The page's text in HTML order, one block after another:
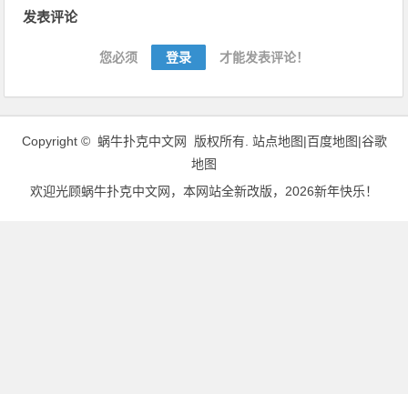
发表评论
您必须 登录 才能发表评论！
Copyright © 蜗牛扑克中文网 版权所有. 站点地图|百度地图|谷歌
地图
欢迎光顾蜗牛扑克中文网 ，本网站全新改版，2026新年快乐！